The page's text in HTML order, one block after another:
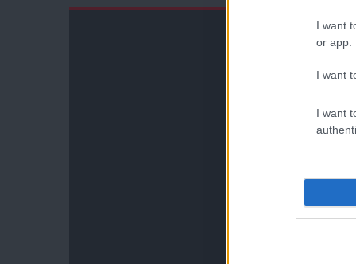
I want
or app.
I want
I want